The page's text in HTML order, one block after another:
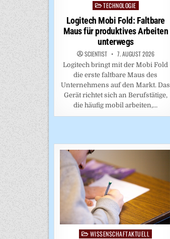
Posted
in
TECHNOLOGIE
Logitech Mobi Fold: Faltbare
Maus für produktives Arbeiten
unterwegs
SCIENTIST 7. AUGUST 2026
Logitech bringt mit der Mobi Fold
die erste faltbare Maus des
Unternehmens auf den Markt. Das
Gerät richtet sich an Berufstätige,
die häufig mobil arbeiten,…
PostedWISSENSCHAFTAKTUELL